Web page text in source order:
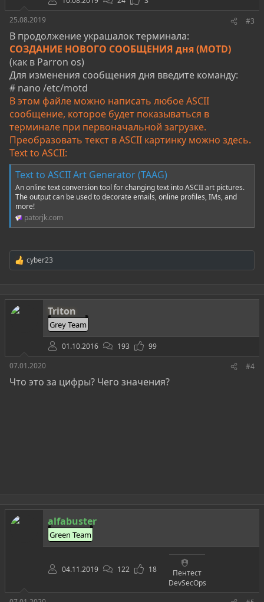
25.08.2019
#3
В продолжение украшалок терминала:
СОЗДАНИЕ НОВОГО СООБЩЕНИЯ дня (MOTD)
(как в Parron os)
Для изменения сообщения дня введите команду:
# nano /etc/motd
В этом файле можно написать любое ASCII
сообщение, которое будет показываться в
терминале при первоначальной загрузке.
Преобразовать текст в ASCII картинку можно здесь.
Text to ASCII:
Text to ASCII Art Generator (TAAG)
An online text conversion tool for changing text into ASCII art pictures.
The output can be used to decorate emails, online profiles, IMs, and
more!
patorjk.com
Р
е
а
ц
и
cyber23
Triton
Grey Team
01.10.2016 193
99
07.01.2020
#4
Что это за цифры? Чего значения?
alfabuster
Green Team
04.11.2019 122 18
Пентест
DevSecOps